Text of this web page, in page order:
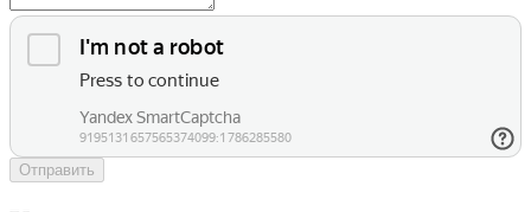
Отправить